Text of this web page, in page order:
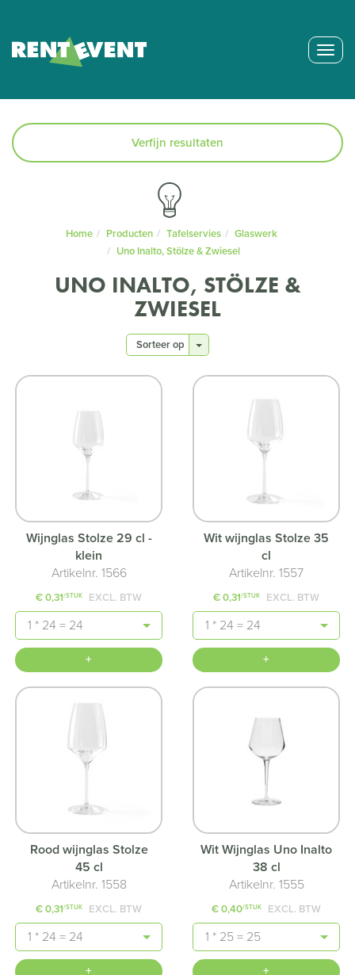
Verfijn resultaten
Home Producten Tafelservies
Glaswerk
Uno Inalto, Stölze & Zwiesel
UNO INALTO, STÖLZE &
ZWIESEL
Sorteer op
Wijnglas Stolze 29 cl -
klein
Artikelnr. 1566
€ 0,31/STUK EXCL. BTW
Aantal
+
Wit wijnglas Stolze 35
cl
Artikelnr. 1557
€ 0,31/STUK EXCL. BTW
Aantal
+
Rood wijnglas Stolze
45 cl
Artikelnr. 1558
€ 0,31/STUK EXCL. BTW
Aantal
+
Wit Wijnglas Uno Inalto
38 cl
Artikelnr. 1555
€ 0,40/STUK EXCL. BTW
Aantal
+